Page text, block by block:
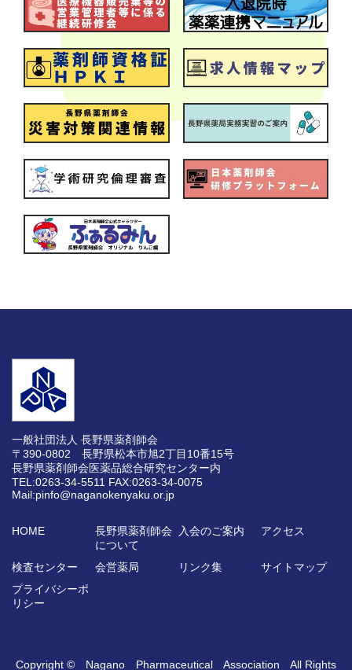
一般社団法人 長野県薬剤師会
〒390-0802 長野県松本市旭2丁目10番15号
長野県薬剤師会医薬品総合研究センター内
TEL:0263-34-5511 FAX:0263-34-0075
Mail:pinfo@naganokenyaku.or.jp
HOME
長野県薬剤師会
について
入会のご案内 アクセス
検査センター 会営薬局 リンク集
サイトマップ
プライバシーポ
リシー
Copyright © Nagano Pharmaceutical Association All Rights